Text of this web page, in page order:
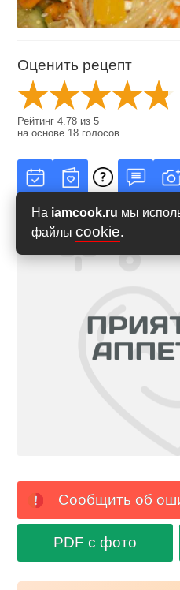
На iamcook.ru мы
файлы cookie.
Оценить рецепт
Рейтинг4.78 из5
на основе 18 голосов
Сообщить об
PDF с фото